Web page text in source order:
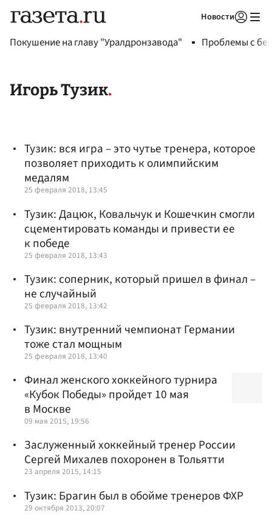
Новости
Покушение на главу "Уралдронзавода" Проблемы с
Игорь Тузик
Тузик: вся игра – это чутье тренера, которое
позволяет приходить к олимпийским
медалям
25 февраля 2018, 13:45
Тузик: Дацюк, Ковальчук и Кошечкин смогли
сцементировать команды и привести ее
к победе
25 февраля 2018, 13:43
Тузик: соперник, который пришел в финал –
не случайный
25 февраля 2018, 13:42
Тузик: внутренний чемпионат Германии
тоже стал мощным
25 февраля 2018, 13:40
Финал женского хоккейного турнира
«Кубок Победы» пройдет 10 мая
в Москве
09 мая 2015, 19:56
Заслуженный хоккейный тренер России
Сергей Михалев похоронен в Тольятти
23 апреля 2015, 14:15
Тузик: Брагин был в обойме тренеров ФХР
29 октября 2013, 20:07